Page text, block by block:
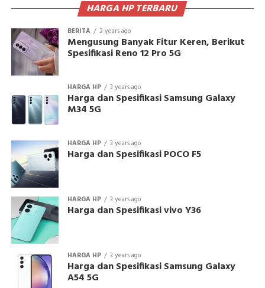
HARGA HP TERBARU
BERITA 2 years ago
Mengusung Banyak Fitur Keren, Berikut
Spesifikasi Reno 12 Pro 5G
HARGA HP 3 years ago
Harga dan Spesifikasi Samsung Galaxy
M34 5G
HARGA HP 3 years ago
Harga dan Spesifikasi POCO F5
HARGA HP 3 years ago
Harga dan Spesifikasi vivo Y36
HARGA HP 3 years ago
Harga dan Spesifikasi Samsung Galaxy
A54 5G